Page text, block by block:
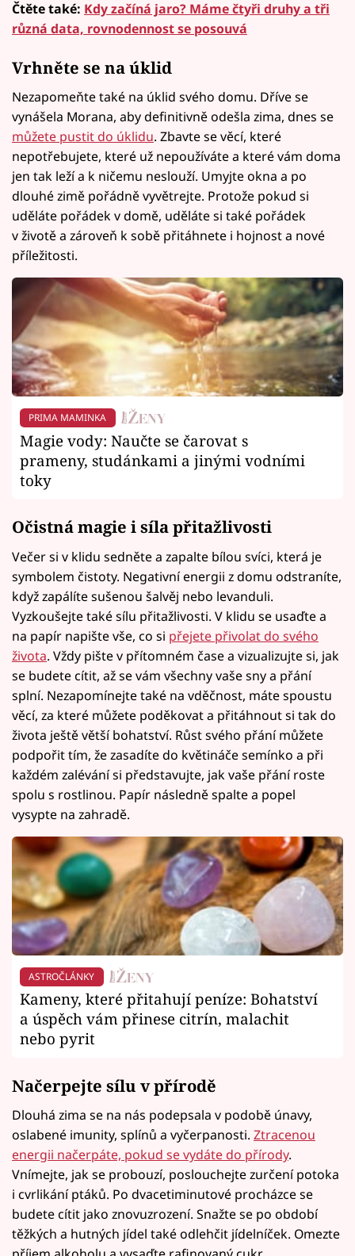
Čtěte také: Kdy začíná jaro? Máme čtyři druhy a tři
různá data, rovnodennost se posouvá
Vrhněte se na úklid
Nezapomeňte také na úklid svého domu. Dříve se
vynášela Morana, aby definitivně odešla zima, dnes se
můžete pustit do úklidu. Zbavte se věcí, které
nepotřebujete, které už nepoužíváte a které vám doma
jen tak leží a k ničemu neslouží. Umyjte okna a po
dlouhé zimě pořádně vyvětrejte. Protože pokud si
uděláte pořádek v domě, uděláte si také pořádek
v životě a zároveň k sobě přitáhnete i hojnost a nové
příležitosti.
PRIMA MAMINKA
Magie vody: Naučte se čarovat s
prameny, studánkami a jinými vodními
toky
Očistná magie i síla přitažlivosti
Večer si v klidu sedněte a zapalte bílou svíci, která je
symbolem čistoty. Negativní energii z domu odstraníte,
když zapálíte sušenou šalvěj nebo levanduli.
Vyzkoušejte také sílu přitažlivosti. V klidu se usaďte a
na papír napište vše, co si přejete přivolat do svého
života. Vždy pište v přítomném čase a vizualizujte si, jak
se budete cítit, až se vám všechny vaše sny a přání
splní. Nezapomínejte také na vděčnost, máte spoustu
věcí, za které můžete poděkovat a přitáhnout si tak do
života ještě větší bohatství. Růst svého přání můžete
podpořit tím, že zasadíte do květináče semínko a při
každém zalévání si představujte, jak vaše přání roste
spolu s rostlinou. Papír následně spalte a popel
vysypte na zahradě.
ASTROČLÁNKY
Kameny, které přitahují peníze: Bohatství
a úspěch vám přinese citrín, malachit
nebo pyrit
Načerpejte sílu v přírodě
Dlouhá zima se na nás podepsala v podobě únavy,
oslabené imunity, splínů a vyčerpanosti. Ztracenou
energii načerpáte, pokud se vydáte do přírody.
Vnímejte, jak se probouzí, poslouchejte zurčení potoka
i cvrlikání ptáků. Po dvacetiminutové procházce se
budete cítit jako znovuzrození. Snažte se po období
těžkých a hutných jídel také odlehčit jídelníček. Omezte